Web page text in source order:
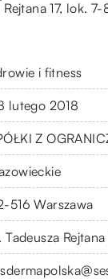
17, lok. 7-
i fitness
lutego 2018
Z
516 Warszawa
Tadeusza